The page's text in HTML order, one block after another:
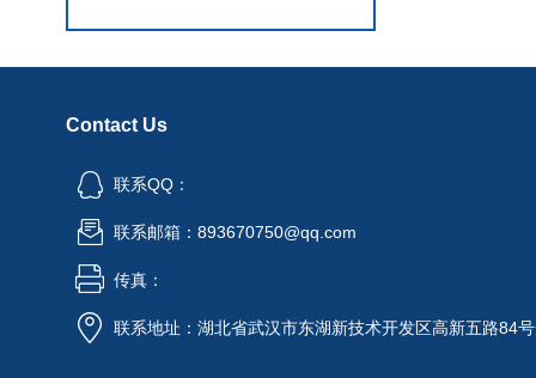
Contact Us
联系QQ：
联系邮箱：893670750@qq.com
传真：
联系地址：湖北省武汉市东湖新技术开发区高新五路84